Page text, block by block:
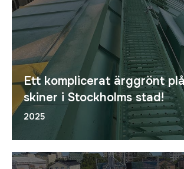
Ett komplicerat ärggrönt
skiner i Stockholms stad!
2025